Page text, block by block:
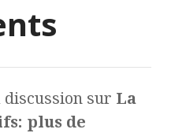
sur La
plus de